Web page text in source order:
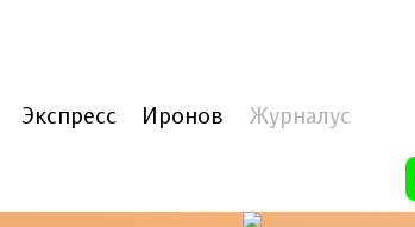
Экспресс Иронов Журналус